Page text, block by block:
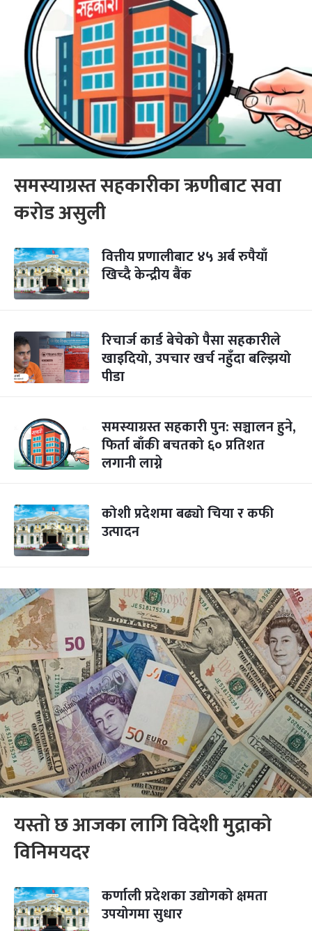
समस्याग्रस्त सहकारीका ऋणीबाट सवा
करोड असुली
वित्तीय प्रणालीबाट ४५ अर्ब रुपैयाँ
खिच्दै केन्द्रीय बैंक
रिचार्ज कार्ड बेचेको पैसा सहकारीले
खाइदियो, उपचार खर्च नहुँदा बल्झियो
पीडा
समस्याग्रस्त सहकारी पुन: सञ्चालन हुने,
फिर्ता बाँकी बचतको ६० प्रतिशत
लगानी लाग्ने
कोशी प्रदेशमा बढ्यो चिया र कफी
उत्पादन
यस्तो छ आजका लागि विदेशी मुद्राको
विनिमयदर
कर्णाली प्रदेशका उद्योगको क्षमता
उपयोगमा सुधार